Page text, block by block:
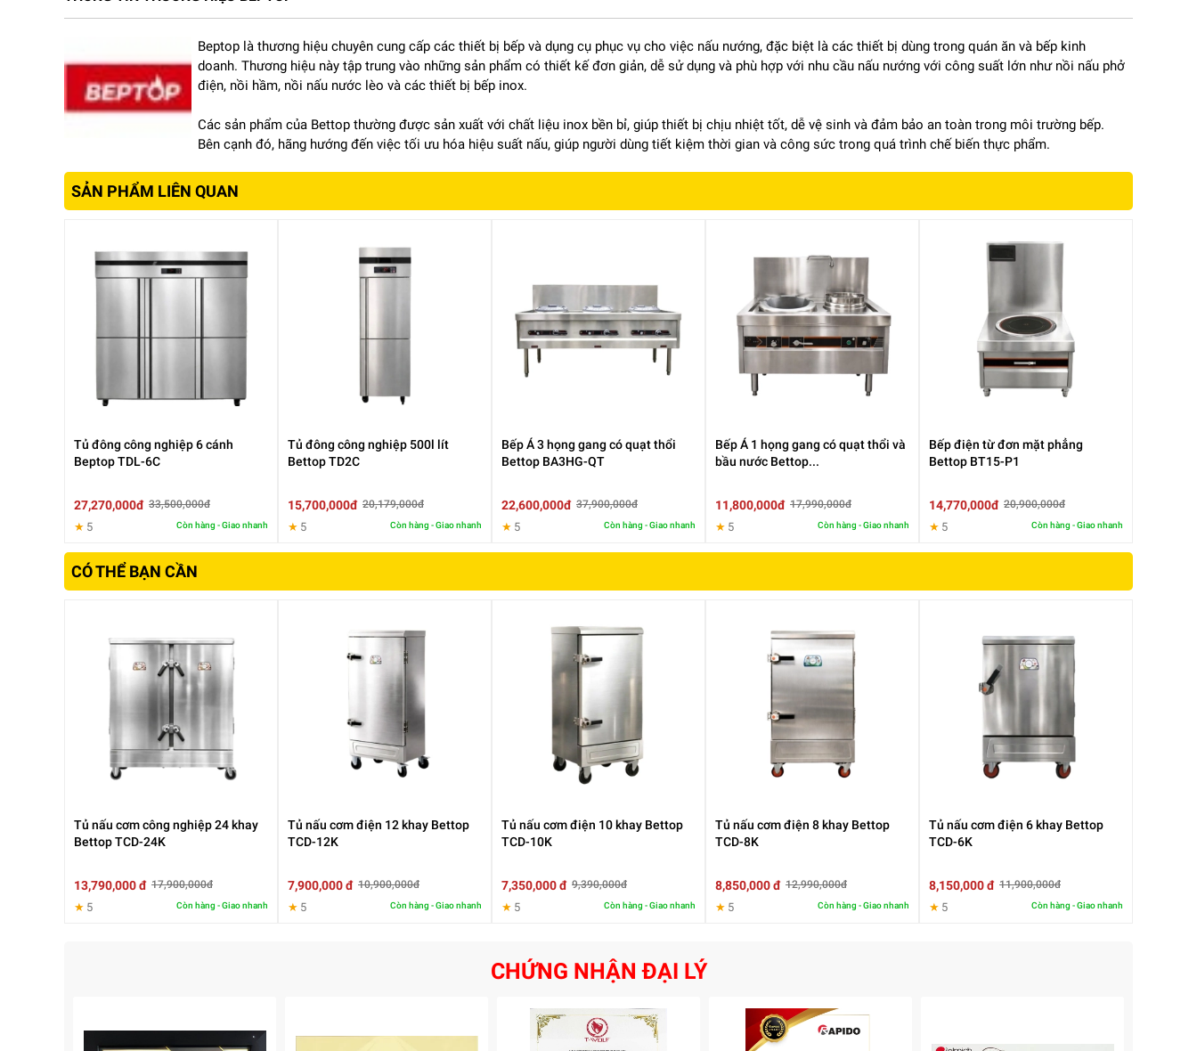
I. Phân tích chi tiết sản phẩm
1. Thiết kế nhỏ gọn, phù hợp không gian hạn chế
So với các dòng tủ 10 hay 12 khay, Beptop TCD-4K có kích thước nhỏ hơn đáng kể, rất phù hợp với quán cơm quy mô
nhỏ, bếp ăn gia đình mở rộng, quầy bán đồ ăn mang đi
Dù nhỏ gọn, nhưng tủ vẫn được thiết kế dạng đứng với cấu trúc chắc chắn. Lớp vỏ inox giúp thiết bị luôn bền bỉ trong
môi trường bếp nóng ẩm, đồng thời dễ lau chùi sau mỗi lần sử dụng.
bếp công nghiệp. Khi vận hành, nước được đun sôi tạo hơi nóng lan tỏa đều khắp các khay.
Cách nấu này giúp cơm chín đều, không bị sống hoặc cháy, giữ được độ dẻo và hương vị tự nhiên, hạn chế thất thoát
Beptop là thương hiệu chuyên cung cấp các thiết bị bếp và dụng cụ phục vụ cho việc nấu nướng, đặc biệt là các thiết bị dùng trong quán ăn và bếp kinh
doanh. Thương hiệu này tập trung vào những sản phẩm có thiết kế đơn giản, dễ sử dụng và phù hợp với nhu cầu nấu nướng với công suất lớn như nồi nấu phở
điện, nồi hầm, nồi nấu nước lèo và các thiết bị bếp inox.
Các sản phẩm của Bettop thường được sản xuất với chất liệu inox bền bỉ, giúp thiết bị chịu nhiệt tốt, dễ vệ sinh và đảm bảo an toàn trong môi trường bếp.
Bên cạnh đó, hãng hướng đến việc tối ưu hóa hiệu suất nấu, giúp người dùng tiết kiệm thời gian và công sức trong quá trình chế biến thực phẩm.
SẢN PHẨM LIÊN QUAN
Tủ đông công nghiệp 6 cánh
Beptop TDL-6C
27,270,000đ 33,500,000đ
★ 5 Còn hàng - Giao nhanh
Tủ đông công nghiệp 500l lít
Bettop TD2C
15,700,000đ 20,179,000đ
★ 5 Còn hàng - Giao nhanh
Bếp Á 3 họng gang có quạt thổi
Bettop BA3HG-QT
22,600,000đ 37,900,000đ
★ 5 Còn hàng - Giao nhanh
Bếp Á 1 họng gang có quạt thổi và
bầu nước Bettop...
11,800,000đ 17,990,000đ
★ 5 Còn hàng - Giao nhanh
Bếp điện từ đơn mặt phẳng
Bettop BT15-P1
14,770,000đ 20,900,000đ
★ 5 Còn hàng - Giao nhanh
CÓ THỂ BẠN CẦN
Tủ nấu cơm công nghiệp 24 khay
Bettop TCD-24K
13,790,000 đ 17,900,000đ
★ 5 Còn hàng - Giao nhanh
Tủ nấu cơm điện 12 khay Bettop
TCD-12K
7,900,000 đ 10,900,000đ
★ 5 Còn hàng - Giao nhanh
Tủ nấu cơm điện 10 khay Bettop
TCD-10K
7,350,000 đ 9,390,000đ
★ 5 Còn hàng - Giao nhanh
Tủ nấu cơm điện 8 khay Bettop
TCD-8K
8,850,000 đ 12,990,000đ
★ 5 Còn hàng - Giao nhanh
Tủ nấu cơm điện 6 khay Bettop
TCD-6K
8,150,000 đ 11,900,000đ
★ 5 Còn hàng - Giao nhanh
CHỨNG NHẬN ĐẠI LÝ